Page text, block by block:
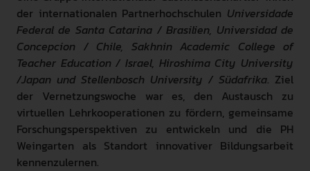
der internationalen Partnerhochschulen Universidade
Federal de Santa Catarina / Brasilien, Universidad de
Concepcion / Chile, Sakhnin Academic College of
Teacher Education / Israel, Hiroshima City University
/Japan und Stellenbosch University / Südafrika. Ziel
der Vernetzungswoche war es, den Austausch zu
virtuellen Lehrkooperationen zu fördern, gemeinsame
Forschungsperspektiven zu entwickeln und die PH
Weingarten als Standort innovativer Bildungsarbeit
kennenzulernen.